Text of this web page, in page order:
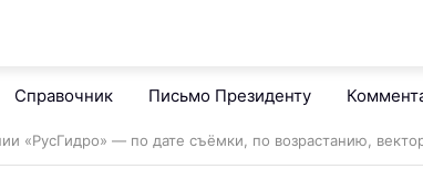
Справочник Письмо Президенту
«РусГидро» — по дате съёмки, по возрастанию,